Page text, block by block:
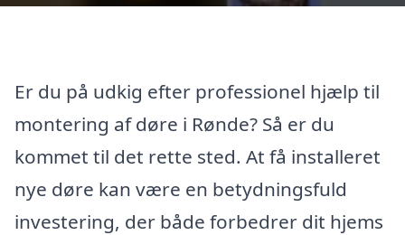
Er du på udkig efter professionel hjælp til
montering af døre i Rønde? Så er du
kommet til det rette sted. At få installeret
nye døre kan være en betydningsfuld
investering, der både forbedrer dit hjems